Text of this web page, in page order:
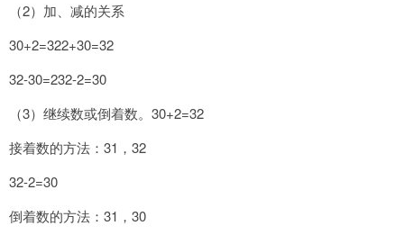
（2）加、减的关系
30+2=322+30=32
32-30=232-2=30
（3）继续数或倒着数。30+2=32
接着数的方法：31，32
32-2=30
倒着数的方法：31，30